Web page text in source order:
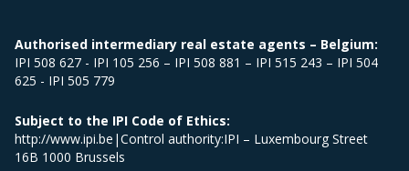
Authorised intermediary real estate agents – Belgium:
IPI 508 627 - IPI 105 256 – IPI 508 881 – IPI 515 243 – IPI 504
625 - IPI 505 779
Subject to the IPI Code of Ethics:
http://www.ipi.be|Control authority:IPI – Luxembourg Street
16B 1000 Brussels